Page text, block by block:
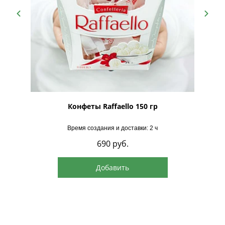
Примерная высота: 20-25 см
Совет: Уход прост — подливайте полстакана воды в
центр композиции каждый день, чтобы губка
оставалась влажной.
Конфеты Raffaello 150 гр
Время создания и доставки: 2 ч
690 руб.
Добавить